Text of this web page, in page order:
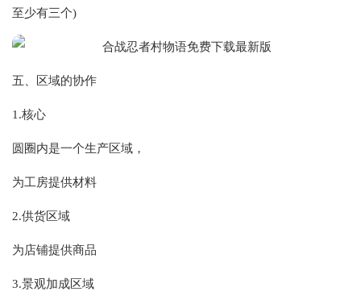
至少有三个)
五、区域的协作
1.核心
圆圈内是一个生产区域，
为工房提供材料
2.供货区域
为店铺提供商品
3.景观加成区域